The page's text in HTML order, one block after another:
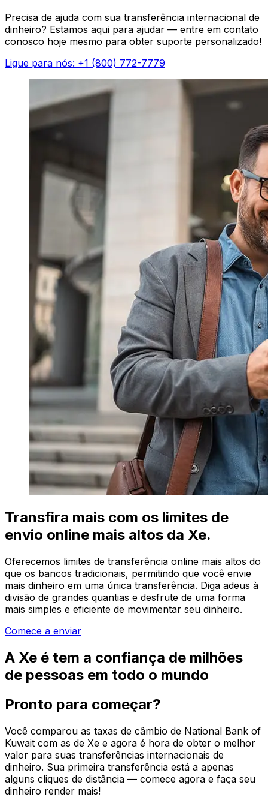
Precisa de ajuda com sua transferência internacional de
dinheiro? Estamos aqui para ajudar — entre em contato
conosco hoje mesmo para obter suporte personalizado!
Ligue para nós: +1 (800) 772-7779
Transfira mais com os limites de
envio online mais altos da Xe.
Oferecemos limites de transferência online mais altos do
que os bancos tradicionais, permitindo que você envie
mais dinheiro em uma única transferência. Diga adeus à
divisão de grandes quantias e desfrute de uma forma
mais simples e eficiente de movimentar seu dinheiro.
Comece a enviar
A Xe é tem a confiança de milhões
de pessoas em todo o mundo
Pronto para começar?
Você comparou as taxas de câmbio de National Bank of
Kuwait com as de Xe e agora é hora de obter o melhor
valor para suas transferências internacionais de
dinheiro. Sua primeira transferência está a apenas
alguns cliques de distância — comece agora e faça seu
dinheiro render mais!